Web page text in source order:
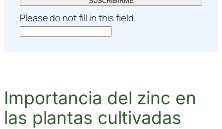
Please do not fill in this field.
Importancia del zinc en
las plantas cultivadas